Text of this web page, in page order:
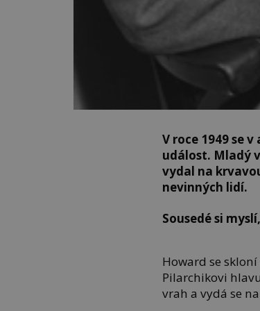
V roce 1949 se
událost. Mladý
vydal na
nevinných lidí.
Sousedé si
Howard se
Pilarchikovi
vrah a vydá se